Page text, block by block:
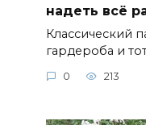
надеть всё
Классический
гардероба и
0 213